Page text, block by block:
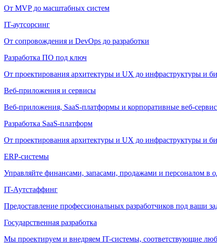
От MVP до масштабных систем
IT-аутсорсинг
От сопровождения и DevOps до разработки
Разработка ПО под ключ
От проектирования архитектуры и UX до инфраструктуры и
Веб-приложения и сервисы
Веб-приложения, SaaS-платформы и корпоративные веб-
Разработка SaaS-платформ
От проектирования архитектуры и UX до инфраструктуры и
ERP-системы
Управляйте финансами, запасами, продажами и персоналом в
IT-Аутстаффинг
Предоставление профессиональных разработчиков под ваши
Государственная разработка
Мы проектируем и внедряем IT-системы, соответствующие